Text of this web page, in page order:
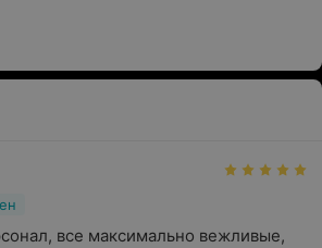
все максимально вежливые,